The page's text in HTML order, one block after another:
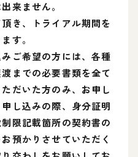
来ません。
き、トライアル期間を
す。
ご希望の方には、各種
までの必要書類を全て
だいた方のみ、お申し
し込みの際、身分証明
限記載箇所の契約書の
預かりさせていただく